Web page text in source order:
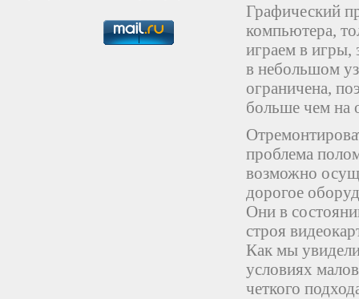
Графический
компьютера,
играем в игры,
в небольшом
ограничена,
больше чем на
проблема
возможно
дорогое
Они в
строя
Как мы
условиях
четкого